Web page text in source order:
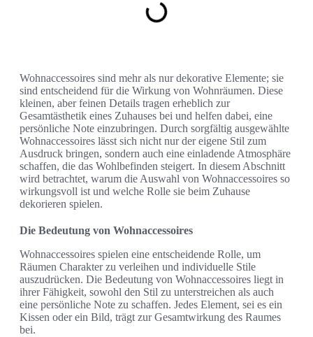
Wohnaccessoires sind mehr als nur dekorative Elemente; sie
sind entscheidend für die Wirkung von Wohnräumen. Diese
kleinen, aber feinen Details tragen erheblich zur
Gesamtästhetik eines Zuhauses bei und helfen dabei, eine
persönliche Note einzubringen. Durch sorgfältig ausgewählte
Wohnaccessoires lässt sich nicht nur der eigene Stil zum
Ausdruck bringen, sondern auch eine einladende Atmosphäre
schaffen, die das Wohlbefinden steigert. In diesem Abschnitt
wird betrachtet, warum die Auswahl von Wohnaccessoires so
wirkungsvoll ist und welche Rolle sie beim Zuhause
dekorieren spielen.
Die Bedeutung von Wohnaccessoires
Wohnaccessoires spielen eine entscheidende Rolle, um
Räumen Charakter zu verleihen und individuelle Stile
auszudrücken. Die Bedeutung von Wohnaccessoires liegt in
ihrer Fähigkeit, sowohl den Stil zu unterstreichen als auch
eine persönliche Note zu schaffen. Jedes Element, sei es ein
Kissen oder ein Bild, trägt zur Gesamtwirkung des Raumes
bei.